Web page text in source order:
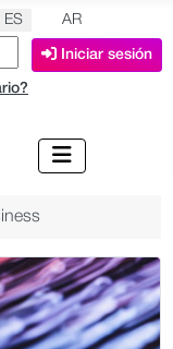
ES AR
Iniciar sesión